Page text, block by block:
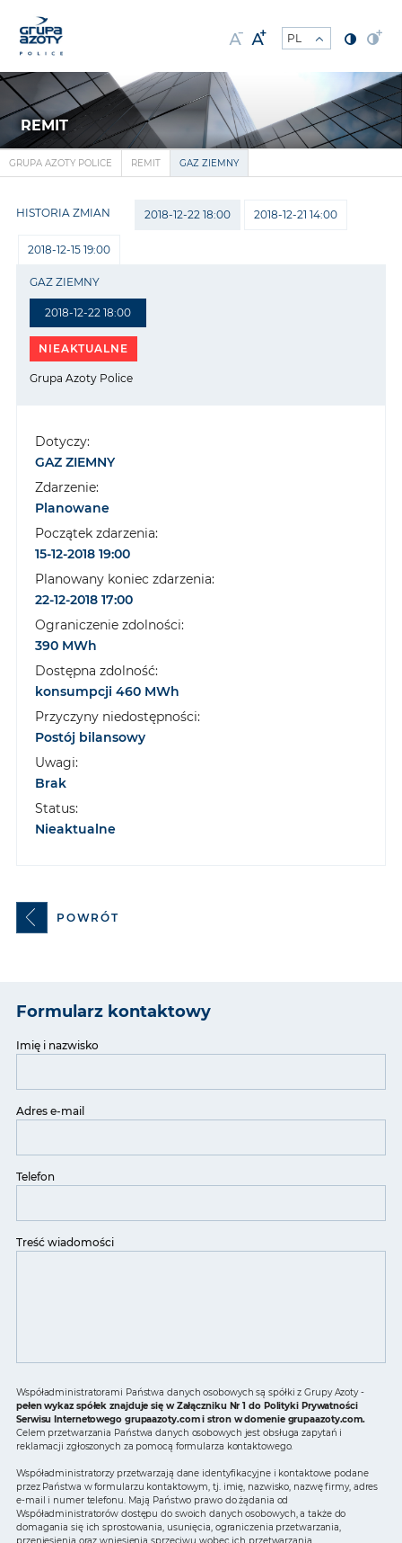
REMIT
GRUPA AZOTY POLICE REMIT GAZ ZIEMNY
HISTORIA ZMIAN 2018-12-22 18:00 2018-12-21 14:00
2018-12-15 19:00
2018-12-22 18:00
GAZ ZIEMNY
NIEAKTUALNE
Grupa Azoty Police
Dotyczy:
GAZ ZIEMNY
Zdarzenie:
Planowane
Początek zdarzenia:
15-12-2018 19:00
Planowany koniec zdarzenia:
22-12-2018 17:00
Ograniczenie zdolności:
390 MWh
Dostępna zdolność:
konsumpcji 460 MWh
Przyczyny niedostępności:
Postój bilansowy
Uwagi:
Brak
Status:
Nieaktualne
POWRÓT
Formularz kontaktowy
Imię i nazwisko
Adres e-mail
Telefon
Treść wiadomości
Współadministratorami Państwa danych osobowych są spółki z Grupy Azoty -
pełen wykaz spółek znajduje się w Załączniku Nr 1 do Polityki Prywatności
Serwisu Internetowego grupaazoty.com i stron w domenie grupaazoty.com.
Celem przetwarzania Państwa danych osobowych jest obsługa zapytań i
reklamacji zgłoszonych za pomocą formularza kontaktowego.
Współadministratorzy przetwarzają dane identyfikacyjne i kontaktowe podane
przez Państwa w formularzu kontaktowym, tj. imię, nazwisko, nazwę firmy, adres
e-mail i numer telefonu. Mają Państwo prawo do żądania od
Współadministratorów dostępu do swoich danych osobowych, a także do
domagania się ich sprostowania, usunięcia, ograniczenia przetwarzania,